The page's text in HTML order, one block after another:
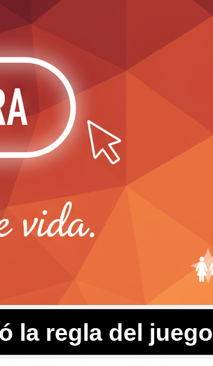
la regla del juego